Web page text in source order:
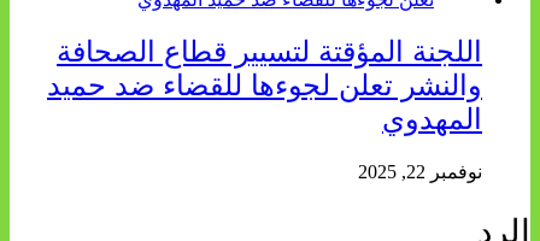
اللجنة المؤقتة لتسيير قطاع الصحافة
والنشر تعلن لجوءها للقضاء ضد حميد
المهدوي
نوفمبر 22, 2025
الرد